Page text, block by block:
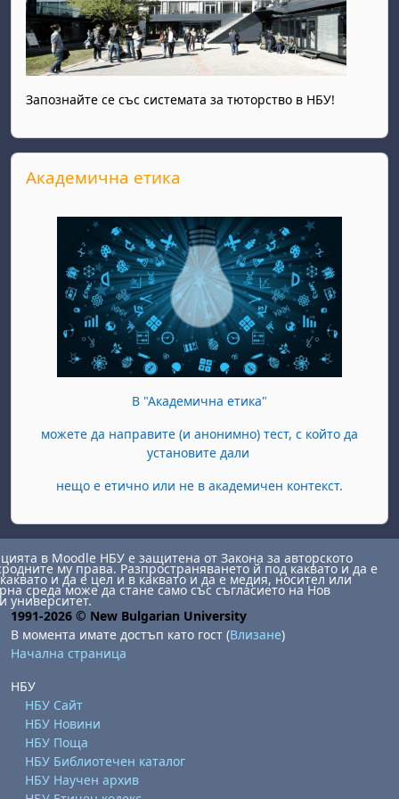
Запознайте се със системата за тюторство в НБУ!
Прескочи Академична етика
Академична етика
В "Академична етика"
можете да направите (и анонимно) тест, с който да
установите дали
нещо е етично или не в академичен контекст.
в Moodle НБУ е защитена от Закона за авторското
му права. Разпространяването й под каквато и да е
и да е цел и в каквато и да е медия, носител или
среда може да стане само със съгласието на Нов
университет.
1991-2026 © New Bulgarian University
В момента имате достъп като гост (Влизане)
Начална страница
НБУ
НБУ Сайт
НБУ Новини
НБУ Поща
НБУ Библиотечен каталог
НБУ Научен архив